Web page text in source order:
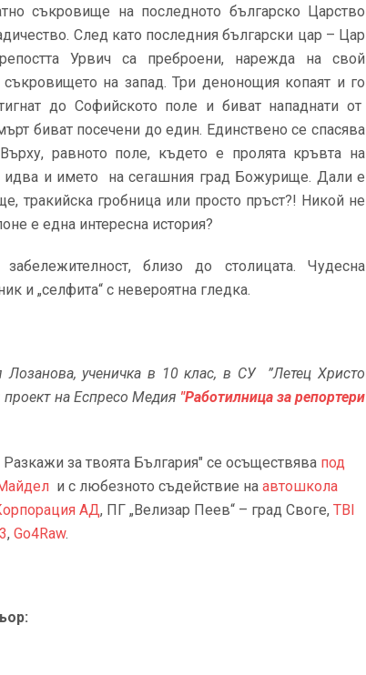
съкровище на последното българско Царство
След като последния български цар – Цар
Урвич са преброени, нарежда на свой
на запад. Три денонощия копаят и го
до Софийското поле и биват нападнати от
биват посечени до един. Единствено се спасява
равното поле, където е пролята кръвта на
идва и името на сегашния град Божурище. Дали е
тракийска гробница или просто пръст?! Никой не
е една интересна история?
близо до столицата. Чудесна
и „селфита“ с невероятна гледка.
Лозанова, ученичка в 10 клас, в СУ ”Летец Христо
проект на Еспресо Медия "Работилница за репортери
за твоята България" се осъществява под
и с любезното съдействие на автошкола
АД, ПГ „Велизар Пеев“ – град Своге, TBI
, Go4Raw.